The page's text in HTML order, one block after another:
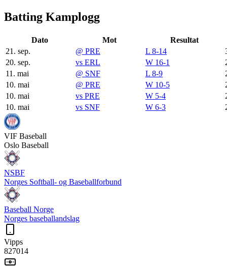
Batting Kamplogg
Dato Mot
Resultat
21. sep.
@ PRE L 8-14
20. sep.
vs ERL W 16-1
11. mai
@ SNF L 8-9
10. mai
@ PRE W 10-5
10. mai
vs PRE W 5-4
10. mai
vs SNF W 6-3
VIF Baseball
Oslo Baseball
NSBF
Norges Softball- og Baseballforbund
Baseball Norge
Norges baseballandslag
Vipps
827014